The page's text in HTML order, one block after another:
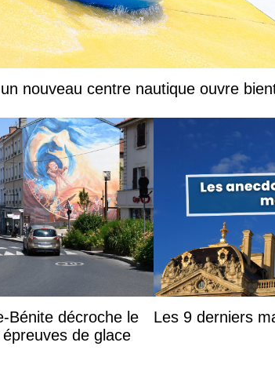
nouveau centre nautique ouvre
Bénite décroche le
de glace
Les 9 derniers